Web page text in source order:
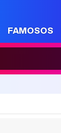
FAMOSOS